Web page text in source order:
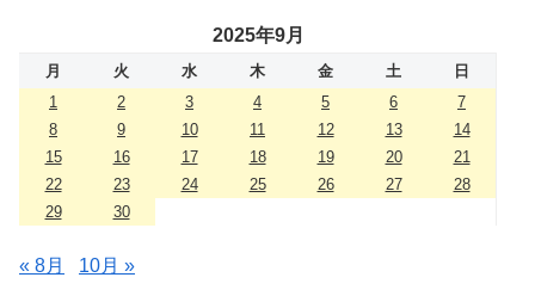
2025年9月
月 火 水 木 金 土
日
1
2 3 4 5 6
7
8
9 10 11 12 13
14
15
16 17 18 19 20
21
22
23 24 25 26 27
28
29
30
« 8月 10月 »